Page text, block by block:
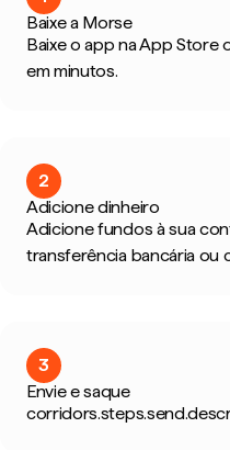
Baixe a Morse
Baixe o app na App Store
em minutos.
2
Adicione dinheiro
Adicione fundos à sua
transferência bancária ou
3
Envie e saque